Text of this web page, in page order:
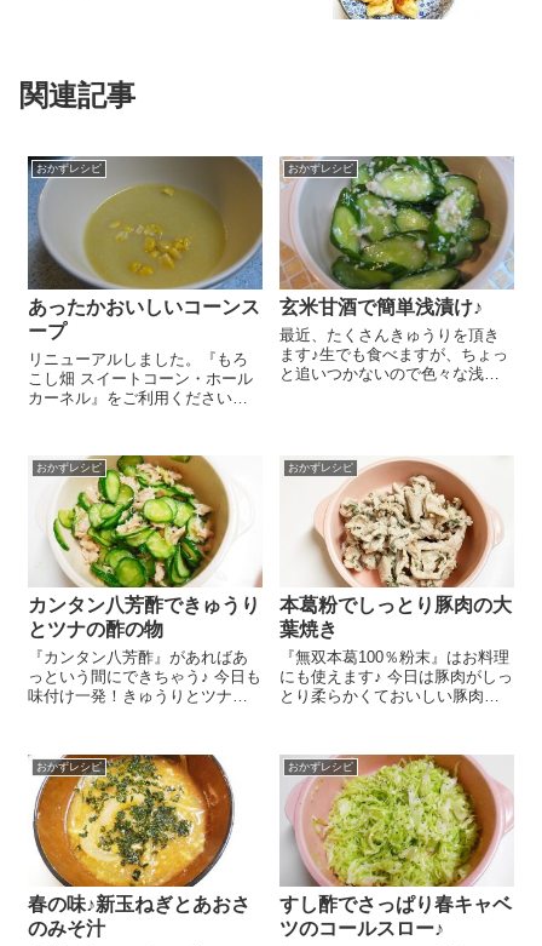
関連記事
おかずレシピ
あったかおいしいコーンス
ープ
リニューアルしました。『もろ
こし畑 スイートコーン・ホール
カーネル』をご利用ください。
今日はムソーの『とうもろこ
し ドライパック』を使って作
ってみました 『とうも...
おかずレシピ
玄米甘酒で簡単浅漬け♪
最近、たくさんきゅうりを頂き
ます♪生でも食べますが、ちょっ
と追いつかないので色々な浅漬
うり 1本は5mm厚さに斜め切り
おかずレシピ
カンタン八芳酢できゅうり
とツナの酢の物
『カンタン八芳酢』があればあ
っという間にできちゃう♪ 今日も
味付け一発！きゅうりとツナの
して塩 小さじ1/2を振ってしば
らくおいてぎゅっとしぼって水
けをきりま...
おかずレシピ
本葛粉でしっとり豚肉の大
葉焼き
『無双本葛100％粉末』はお料理
にも使えます♪ 今日は豚肉がしっ
とり柔らかくておいしい豚肉の
って千切りにします。豚こまぎ
れ肉 300gに醤油 大さじ2、み
り...
おかずレシピ
春の味♪新玉ねぎとあおさ
のみそ汁
おかずレシピ
すし酢でさっぱり春キャベ
ツのコールスロー♪